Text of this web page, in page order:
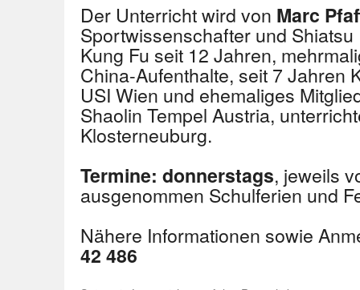
Der Unterricht wird von Marc
Sportwissenschafter und
Kung Fu seit 12 Jahren,
China-Aufenthalte, seit 7 Jahren
USI Wien und ehemaliges
Shaolin Tempel Austria,
Klosterneuburg.
Termine: donnerstags, jeweils
ausgenommen Schulferien und
Nähere Informationen sowie
42 486